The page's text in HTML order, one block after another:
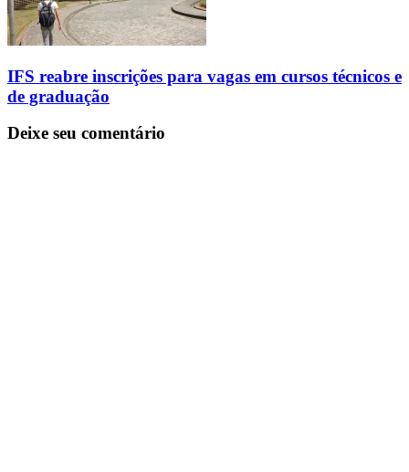
IFS reabre inscrições para vagas em cursos técnicos e
de graduação
Deixe seu comentário